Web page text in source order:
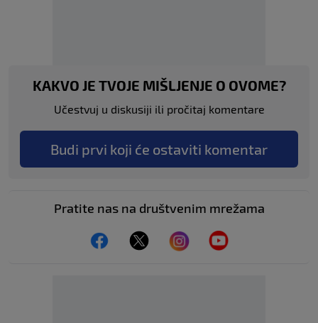
KAKVO JE TVOJE MIŠLJENJE O OVOME?
Učestvuj u diskusiji ili pročitaj komentare
Budi prvi koji će ostaviti komentar
Pratite nas na društvenim mrežama